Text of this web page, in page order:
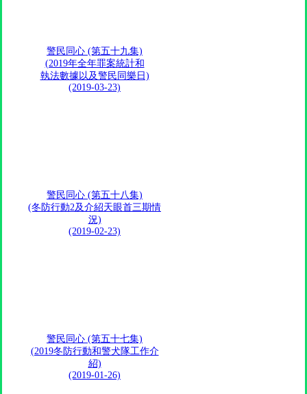
警民同心 (第五十九集)
(2019年全年罪案統計和
執法數據以及警民同樂日)
(2019-03-23)
警民同心 (第五十八集)
(冬防行動2及介紹天眼首三期情
況)
(2019-02-23)
警民同心 (第五十七集)
(2019冬防行動和警犬隊工作介
紹)
(2019-01-26)